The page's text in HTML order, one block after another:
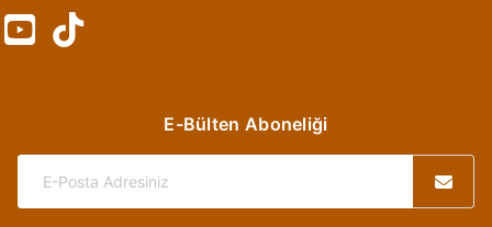
E-Bülten Aboneliği